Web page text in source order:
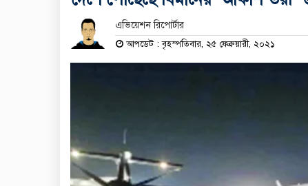
এভিয়েশন রিপোর্টার
আপডেট : বৃহস্পতিবার, ২৫ ফেব্রুয়ারী, ২০২১